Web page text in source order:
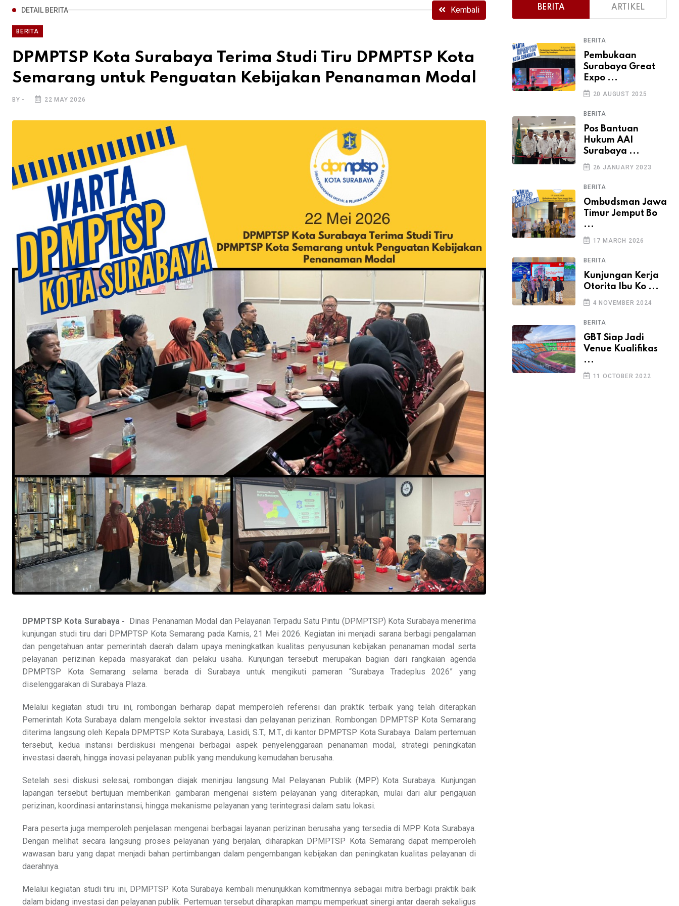
DETAIL BERITA Kembali
BERITA
DPMPTSP Kota Surabaya Terima Studi Tiru DPMPTSP Kota
Semarang untuk Penguatan Kebijakan Penanaman Modal
BY - 22 MAY 2026
DPMPTSP Kota Surabaya - Dinas Penanaman Modal dan Pelayanan Terpadu Satu Pintu (DPMPTSP) Kota Surabaya menerima
kunjungan studi tiru dari DPMPTSP Kota Semarang pada Kamis, 21 Mei 2026. Kegiatan ini menjadi sarana berbagi pengalaman
dan pengetahuan antar pemerintah daerah dalam upaya meningkatkan kualitas penyusunan kebijakan penanaman modal serta
pelayanan perizinan kepada masyarakat dan pelaku usaha. Kunjungan tersebut merupakan bagian dari rangkaian agenda
DPMPTSP Kota Semarang selama berada di Surabaya untuk mengikuti pameran “Surabaya Tradeplus 2026” yang
diselenggarakan di Surabaya Plaza.
Melalui kegiatan studi tiru ini, rombongan berharap dapat memperoleh referensi dan praktik terbaik yang telah diterapkan
Pemerintah Kota Surabaya dalam mengelola sektor investasi dan pelayanan perizinan. Rombongan DPMPTSP Kota Semarang
diterima langsung oleh Kepala DPMPTSP Kota Surabaya, Lasidi, S.T., M.T., di kantor DPMPTSP Kota Surabaya. Dalam pertemuan
tersebut, kedua instansi berdiskusi mengenai berbagai aspek penyelenggaraan penanaman modal, strategi peningkatan
investasi daerah, hingga inovasi pelayanan publik yang mendukung kemudahan berusaha.
Setelah sesi diskusi selesai, rombongan diajak meninjau langsung Mal Pelayanan Publik (MPP) Kota Surabaya. Kunjungan
lapangan tersebut bertujuan memberikan gambaran mengenai sistem pelayanan yang diterapkan, mulai dari alur pengajuan
perizinan, koordinasi antarinstansi, hingga mekanisme pelayanan yang terintegrasi dalam satu lokasi.
Para peserta juga memperoleh penjelasan mengenai berbagai layanan perizinan berusaha yang tersedia di MPP Kota Surabaya.
Dengan melihat secara langsung proses pelayanan yang berjalan, diharapkan DPMPTSP Kota Semarang dapat memperoleh
wawasan baru yang dapat menjadi bahan pertimbangan dalam pengembangan kebijakan dan peningkatan kualitas pelayanan di
daerahnya.
Melalui kegiatan studi tiru ini, DPMPTSP Kota Surabaya kembali menunjukkan komitmennya sebagai mitra berbagi praktik baik
dalam bidang investasi dan pelayanan publik. Pertemuan tersebut diharapkan mampu memperkuat sinergi antar daerah sekaligus
BERITA ARTIKEL
BERITA
Pembukaan
Surabaya Great
Expo ...
20 AUGUST 2025
BERITA
Pos Bantuan
Hukum AAI
Surabaya ...
26 JANUARY 2023
BERITA
Ombudsman Jawa
Timur Jemput Bo
...
17 MARCH 2026
BERITA
Kunjungan Kerja
Otorita Ibu Ko ...
4 NOVEMBER 2024
BERITA
GBT Siap Jadi
Venue Kualifikas
...
11 OCTOBER 2022